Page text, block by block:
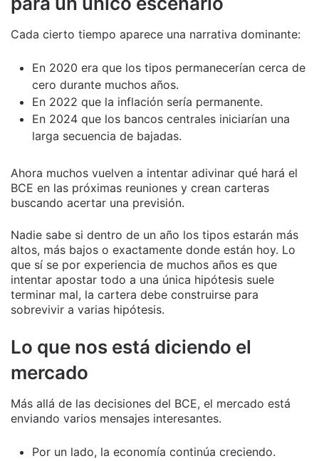
Cada cierto tiempo aparece una narrativa dominante:
En 2020 era que los tipos permanecerían cerca de
cero durante muchos años.
En 2022 que la inflación sería permanente.
En 2024 que los bancos centrales iniciarían una
larga secuencia de bajadas.
Ahora muchos vuelven a intentar adivinar qué hará el
BCE en las próximas reuniones y crean carteras
buscando acertar una previsión.
Nadie sabe si dentro de un año los tipos estarán más
altos, más bajos o exactamente donde están hoy. Lo
que sí se por experiencia de muchos años es que
intentar apostar todo a una única hipótesis suele
terminar mal, la cartera debe construirse para
sobrevivir a varias hipótesis.
Lo que nos está diciendo el
mercado
Más allá de las decisiones del BCE, el mercado está
enviando varios mensajes interesantes.
Por un lado, la economía continúa creciendo.